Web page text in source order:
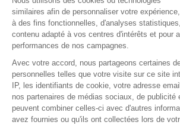
Alèses
Bed
15,55